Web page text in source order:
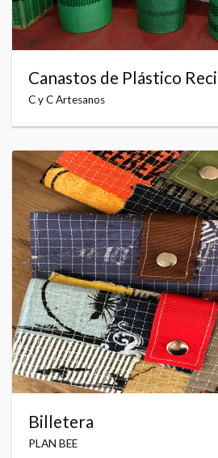
Canastos de Plástico
C y C Artesanos
Billetera
PLAN BEE